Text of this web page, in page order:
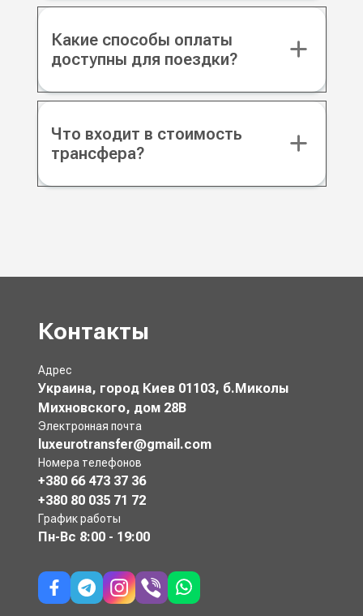
Какие способы оплаты
доступны для поездки?
Что входит в стоимость
трансфера?
Контакты
Адрес
Украина, город Киев 01103, б.Миколы
Михновского, дом 28В
Электронная почта
luxeurotransfer@gmail.com
Номера телефонов
+380 66 473 37 36
+380 80 035 71 72
График работы
Пн-Вс 8:00 - 19:00